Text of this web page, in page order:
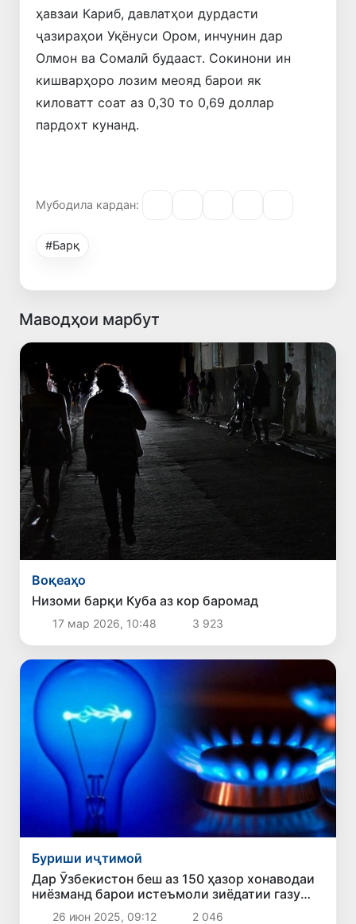
ҳавзаи Кариб, давлатҳои дурдасти
ҷазираҳои Уқёнуси Ором, инчунин дар
Олмон ва Сомалӣ будааст. Сокинони ин
кишварҳоро лозим меояд барои як
киловатт соат аз 0,30 то 0,69 доллар
пардохт кунанд.
Мубодила кардан:
#Барқ
Маводҳои марбут
Воқеаҳо
Низоми барқи Куба аз кор баромад
17 мар 2026, 10:48 3 923
Буриши иҷтимоӣ
Дар Ӯзбекистон беш аз 150 ҳазор хонаводаи
ниёзманд барои истеъмоли зиёдатии газу
барқ ҷубронпулӣ гирифтанд
26 июн 2025, 09:12 2 046